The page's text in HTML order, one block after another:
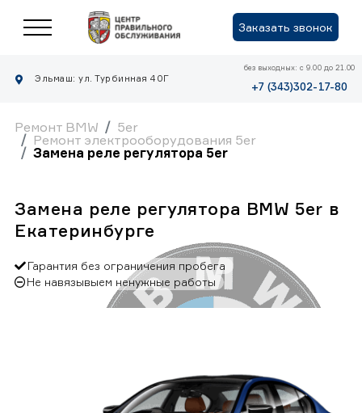
Заказать звонок
Эльмаш: ул. Турбинная 40Г
без выходных: с 9.00 до 21.00
+7 (343)302-17-80
Ремонт BMW
5er
Ремонт электрооборудования 5er
Замена реле регулятора 5er
Замена реле регулятора BMW 5er в
Екатеринбурге
Гарантия без ограничения пробега
Не навязывыем ненужные работы